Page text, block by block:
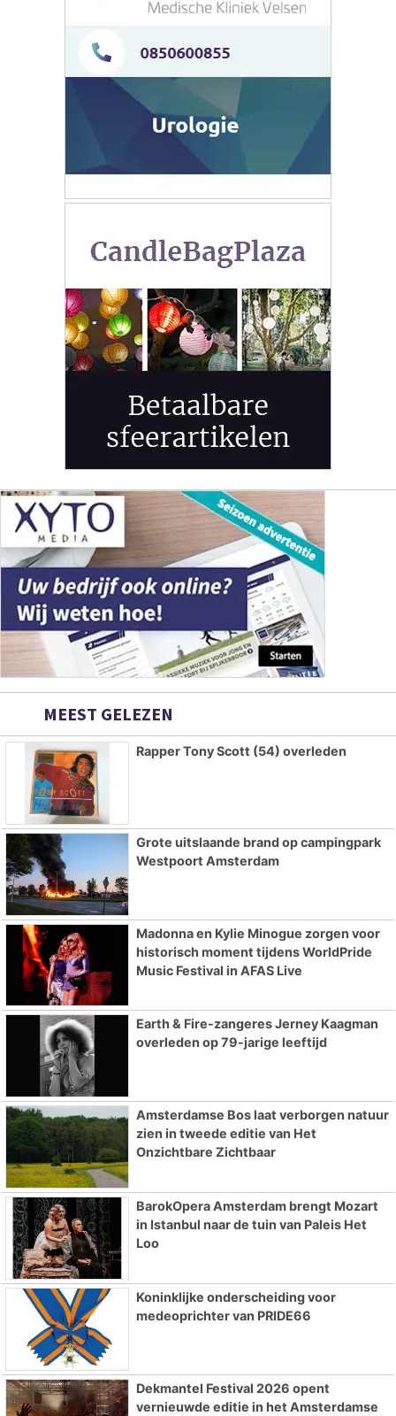
MEEST GELEZEN
Rapper Tony Scott (54) overleden
Grote uitslaande brand op campingpark
Westpoort Amsterdam
Madonna en Kylie Minogue zorgen voor
historisch moment tijdens WorldPride
Music Festival in AFAS Live
Earth & Fire-zangeres Jerney Kaagman
overleden op 79-jarige leeftijd
Amsterdamse Bos laat verborgen natuur
zien in tweede editie van Het
Onzichtbare Zichtbaar
BarokOpera Amsterdam brengt Mozart
in Istanbul naar de tuin van Paleis Het
Loo
Koninklijke onderscheiding voor
medeoprichter van PRIDE66
Dekmantel Festival 2026 opent
vernieuwde editie in het Amsterdamse